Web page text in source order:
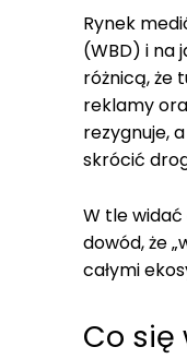
Rynek
(WBD) i na
różnicą, że
reklamy
rezygnuje,
skrócić
W tle
dowód, że
całymi
Co się